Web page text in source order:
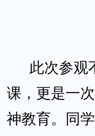
此次参观
课，更是一
神教育。同